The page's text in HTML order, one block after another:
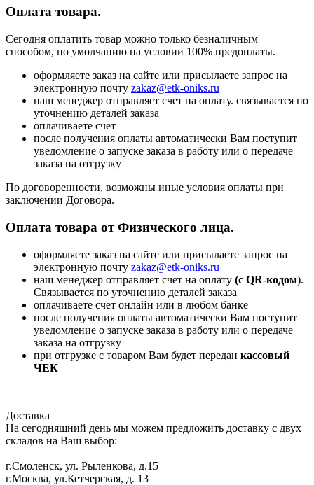
Оплата товара.
Сегодня оплатить товар можно только безналичным
способом, по умолчанию на условии 100% предоплаты.
оформляете заказ на сайте или присылаете запрос на
электронную почту zakaz@etk-oniks.ru
наш менеджер отправляет счет на оплату. связывается по
уточнению деталей заказа
оплачиваете счет
после получения оплаты автоматически Вам поступит
уведомление о запуске заказа в работу или о передаче
заказа на отгрузку
По договоренности, возможны иные условия оплаты при
заключении Договора.
Оплата товара от Физического лица.
оформляете заказ на сайте или присылаете запрос на
электронную почту zakaz@etk-oniks.ru
наш менеджер отправляет счет на оплату (с QR-кодом).
Связывается по уточнению деталей заказа
оплачиваете счет онлайн или в любом банке
после получения оплаты автоматически Вам поступит
уведомление о запуске заказа в работу или о передаче
заказа на отгрузку
при отгрузке с товаром Вам будет передан кассовый
ЧЕК
Доставка
На сегодняшний день мы можем предложить доставку с двух
складов на Ваш выбор:
г.Смоленск, ул. Рыленкова, д.15
г.Москва, ул.Кетчерская, д. 13